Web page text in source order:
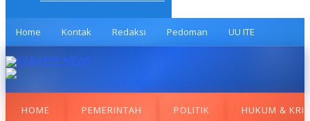
Home Kontak Redaksi Pedoman UU ITE
HOME PEMERINTAH POLITIK HUKUM &